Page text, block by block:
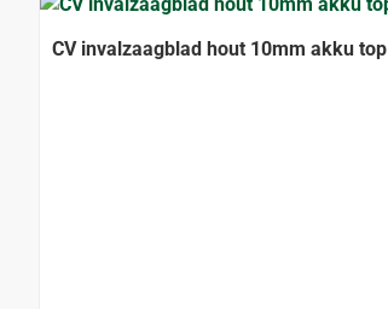
CV invalzaagblad hout 10mm akku top